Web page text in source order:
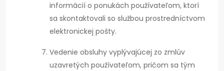
informácií o ponukách používateľom, ktorí
sa skontaktovali so službou prostredníctvom
elektronickej pošty.
Vedenie obsluhy vyplývajúcej zo zmlúv
uzavretých používateľom, pričom sa tým